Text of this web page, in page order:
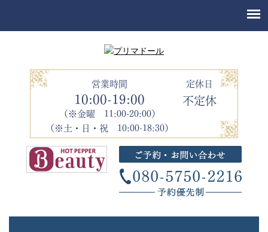
営業時間
10:00-19:00
（※金曜 11:00-20:00）
（※土・日・祝 10:00-18:30）
定休日
不定休